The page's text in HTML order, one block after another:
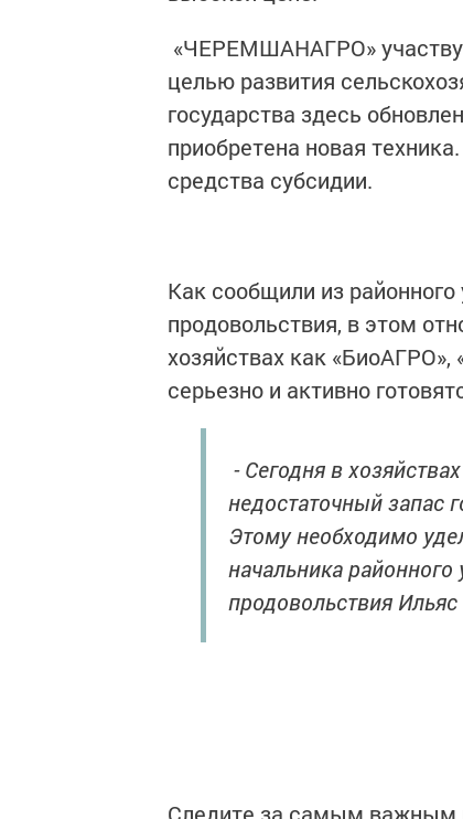
«ЧЕРЕМШАНАГРО»
целью развития
государства здесь
приобретена новая
средства субсидии.
Как сообщили из районного
продовольствия, в этом
хозяйствах как «БиоАГРО»,
серьезно и активно
- Сегодня в
недостаточный запас
Этому необходимо
начальника районного
продовольствия Ильяс